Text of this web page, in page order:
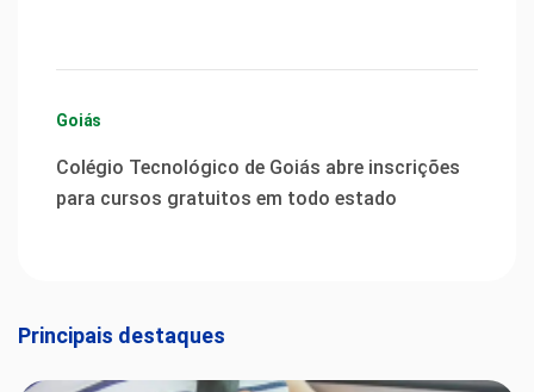
Goiás
Colégio Tecnológico de Goiás abre inscrições
para cursos gratuitos em todo estado
Principais destaques